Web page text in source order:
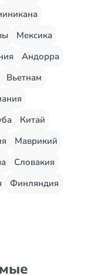
Мексика
Андорра
Вьетнам
Китай
Маврикий
Словакия
Финляндия